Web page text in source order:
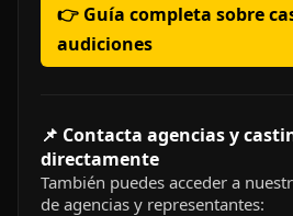
👉 Guía completa sobre
audiciones
📌 Contacta agencias y
directamente
También puedes acceder a
de agencias y representantes: